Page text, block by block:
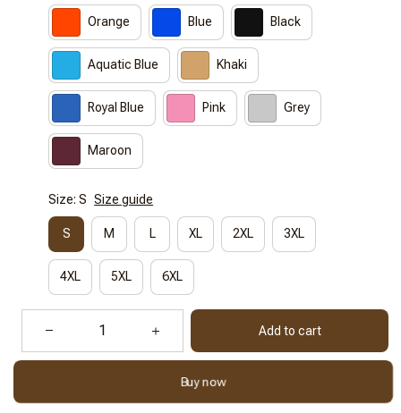
Orange Blue Black
Aquatic Blue Khaki
Royal Blue Pink Grey
Maroon
Size: S Size guide
S M L XL 2XL 3XL
4XL 5XL 6XL
Add to cart
Buy now